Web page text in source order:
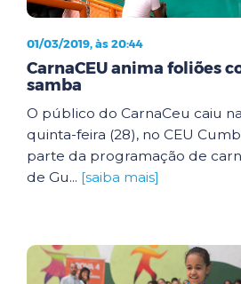
01/03/2019, às 20:44
CarnaCEU anima foliões
samba
O público do CarnaCeu caiu
quinta-feira (28), no CEU
parte da programação de
de Gu... [saiba mais]